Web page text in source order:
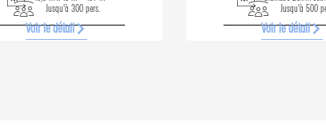
Jusqu'à 300 pers.
Voir le détail
Jusqu'à 500
Voir le détail